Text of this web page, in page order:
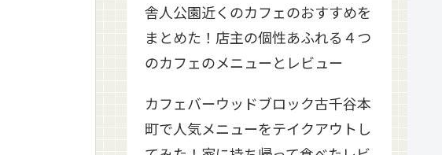
舎人公園近くのカフェのおすすめを
まとめた！店主の個性あふれる４つ
のカフェのメニューとレビュー
カフェバーウッドブロック古千谷本
町で人気メニューをテイクアウトし